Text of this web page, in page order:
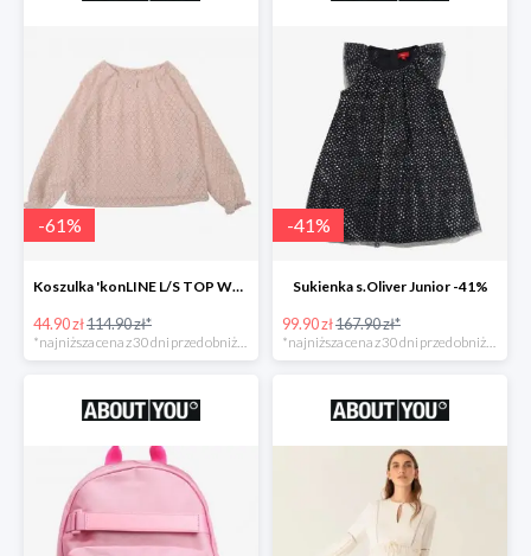
-61%
Koszulka 'konLINE L/S TOP WVN' KIDS ONLY -61%
44.90 zł114.90 zł*
-41%
Sukienka s.Oliver Junior -41%
99.90 zł167.90 zł*